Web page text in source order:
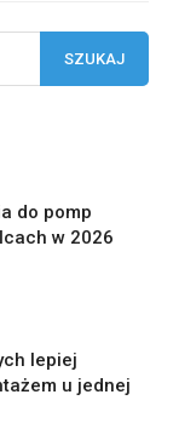
do pomp
w 2026
lepiej
u jednej